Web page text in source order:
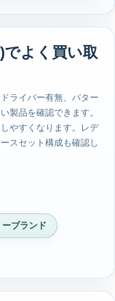
よく買い取
ライバー有無、パター
製品を確認できます。
やすくなります。レデ
スセット構成も確認し
ーブランド